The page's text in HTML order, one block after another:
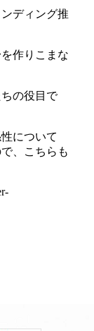
ディング推
作りこまな
の役目で
について
、こちらも